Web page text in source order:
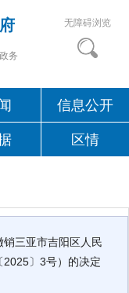
务
无障碍浏览
信息公开
区情
三亚市吉阳区人民
〕3号）的决定